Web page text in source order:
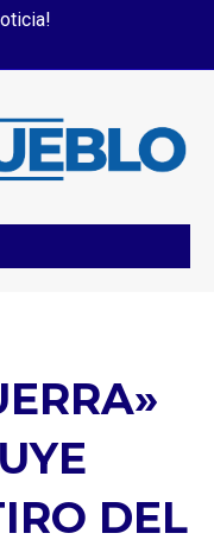
DEL